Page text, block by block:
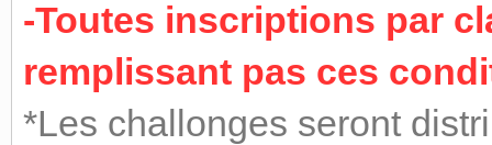
-Toutes inscriptions par
remplissant pas ces
*Les challonges seront